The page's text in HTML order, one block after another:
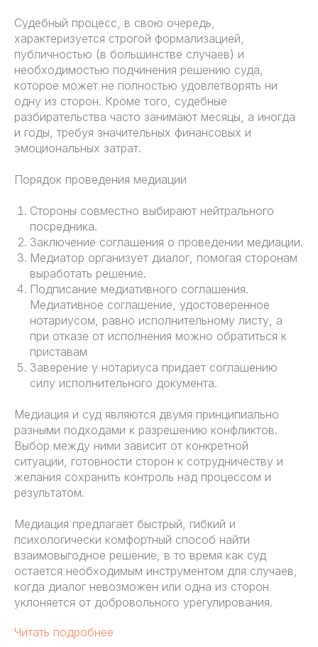
Судебный процесс, в свою очередь,
характеризуется строгой формализацией,
публичностью (в большинстве случаев) и
необходимостью подчинения решению суда,
которое может не полностью удовлетворять ни
одну из сторон. Кроме того, судебные
разбирательства часто занимают месяцы, а иногда
и годы, требуя значительных финансовых и
эмоциональных затрат.
Порядок проведения медиации
Стороны совместно выбирают нейтрального
посредника.
Заключение соглашения о проведении медиации.
Медиатор организует диалог, помогая сторонам
выработать решение.
Подписание медиативного соглашения.
Медиативное соглашение, удостоверенное
нотариусом, равно исполнительному листу, а
при отказе от исполнения можно обратиться к
приставам
Заверение у нотариуса придает соглашению
силу исполнительного документа.
Медиация и суд являются двумя принципиально
разными подходами к разрешению конфликтов.
Выбор между ними зависит от конкретной
ситуации, готовности сторон к сотрудничеству и
желания сохранить контроль над процессом и
результатом.
Медиация предлагает быстрый, гибкий и
психологически комфортный способ найти
взаимовыгодное решение, в то время как суд
остается необходимым инструментом для случаев,
когда диалог невозможен или одна из сторон
уклоняется от добровольного урегулирования.
Читать подробнее